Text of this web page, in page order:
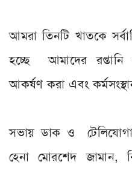
আমরা তিনটি খাতকে
হচ্ছে আমাদের
আকর্ষণ করা এবং
সভায় ডাক ও
হেনা মোরশেদ জামান,